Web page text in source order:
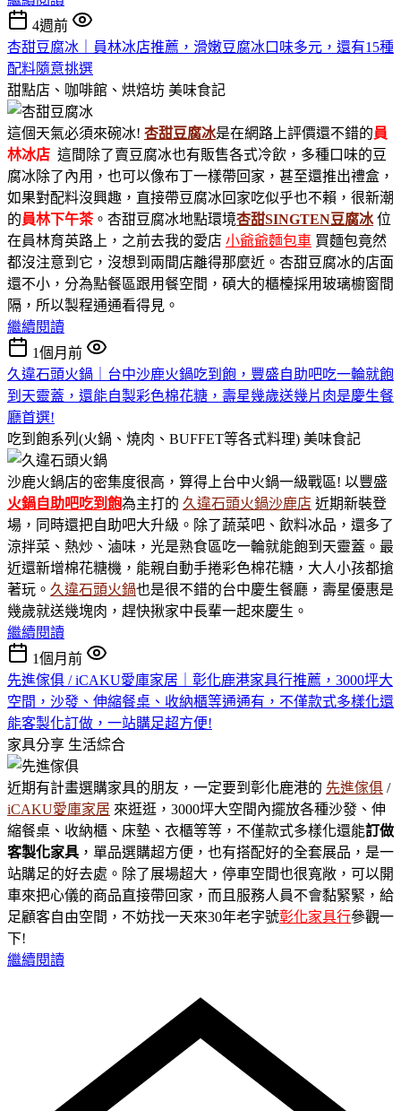
4週前
杏甜豆腐冰｜員林冰店推薦，滑嫩豆腐冰口味多元，還有15種
配料隨意挑選
甜點店、咖啡館、烘焙坊 美味食記
這個天氣必須來碗冰! 杏甜豆腐冰是在網路上評價還不錯的員
林冰店 這間除了賣豆腐冰也有販售各式冷飲，多種口味的豆
腐冰除了內用，也可以像布丁一樣帶回家，甚至還推出禮盒，
如果對配料沒興趣，直接帶豆腐冰回家吃似乎也不賴，很新潮
的員林下午茶。杏甜豆腐冰地點環境杏甜SINGTEN豆腐冰 位
在員林育英路上，之前去我的愛店 小爺爺麵包車 買麵包竟然
都沒注意到它，沒想到兩間店離得那麼近。杏甜豆腐冰的店面
還不小，分為點餐區跟用餐空間，碩大的櫃檯採用玻璃櫥窗間
隔，所以製程通通看得見。
繼續閱讀
1個月前
久違石頭火鍋｜台中沙鹿火鍋吃到飽，豐盛自助吧吃一輪就飽
到天靈蓋，還能自製彩色棉花糖，壽星幾歲送幾片肉是慶生餐
廳首選!
吃到飽系列(火鍋、燒肉、BUFFET等各式料理) 美味食記
沙鹿火鍋店的密集度很高，算得上台中火鍋一級戰區! 以豐盛
火鍋自助吧吃到飽為主打的 久違石頭火鍋沙鹿店 近期新裝登
場，同時還把自助吧大升級。除了蔬菜吧、飲料冰品，還多了
涼拌菜、熱炒、滷味，光是熟食區吃一輪就能飽到天靈蓋。最
近還新增棉花糖機，能親自動手捲彩色棉花糖，大人小孩都搶
著玩。 久違石頭火鍋也是很不錯的台中慶生餐廳，壽星優惠是
幾歲就送幾塊肉，趕快揪家中長輩一起來慶生。
繼續閱讀
1個月前
先進傢俱 / iCAKU愛庫家居｜彰化鹿港家具行推薦，3000坪大
空間，沙發、伸縮餐桌、收納櫃等通通有，不僅款式多樣化還
能客製化訂做，一站購足超方便!
家具分享 生活綜合
近期有計畫選購家具的朋友，一定要到彰化鹿港的 先進傢俱 /
iCAKU愛庫家居 來逛逛，3000坪大空間內擺放各種沙發、伸
縮餐桌、收納櫃、床墊、衣櫃等等，不僅款式多樣化還能訂做
客製化家具 ，單品選購超方便，也有搭配好的全套展品，是一
站購足的好去處。除了展場超大，停車空間也很寬敞，可以開
車來把心儀的商品直接帶回家，而且服務人員不會黏緊緊，給
足顧客自由空間，不妨找一天來30年老字號彰化家具行參觀一
下!
繼續閱讀